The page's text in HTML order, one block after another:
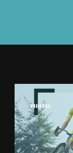
PHOTO :